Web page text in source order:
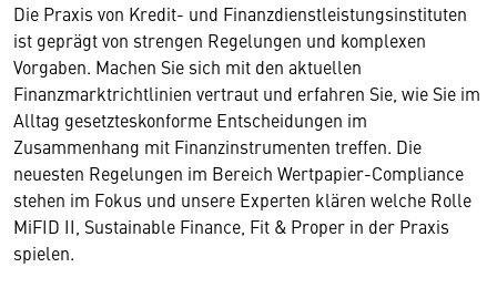
Die Praxis von Kredit- und Finanzdienstleistungsinstituten
ist geprägt von strengen Regelungen und komplexen
Vorgaben. Machen Sie sich mit den aktuellen
Finanzmarktrichtlinien vertraut und erfahren Sie, wie Sie im
Alltag gesetzteskonforme Entscheidungen im
Zusammenhang mit Finanzinstrumenten treffen. Die
neuesten Regelungen im Bereich Wertpapier-Compliance
stehen im Fokus und unsere Experten klären welche Rolle
MiFID II, Sustainable Finance, Fit & Proper in der Praxis
spielen.